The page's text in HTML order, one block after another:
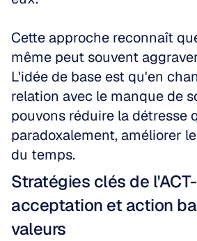
Cette approche reconnaît
même peut souvent
L'idée de base est qu'en
relation avec le manque de
pouvons réduire la détresse
paradoxalement, améliorer
du temps.
Stratégies clés de
acceptation et action
valeurs